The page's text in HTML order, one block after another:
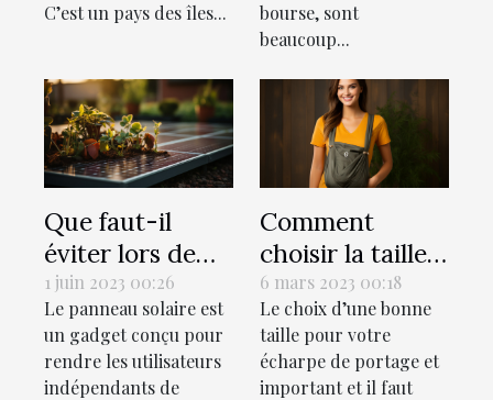
C’est un pays des îles...
bourse, sont
beaucoup...
Que faut-il
éviter lors de
l'installation
d'un panneau
solaire Belgique
?
1 juin 2023 00:26
Le panneau solaire est
un gadget conçu pour
rendre les utilisateurs
indépendants de
Comment
choisir la taille
idéale pour son
écharpe de
portage?
6 mars 2023 00:18
Le choix d’une bonne
taille pour votre
écharpe de portage et
important et il faut